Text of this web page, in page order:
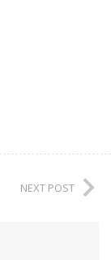
NEXT POST